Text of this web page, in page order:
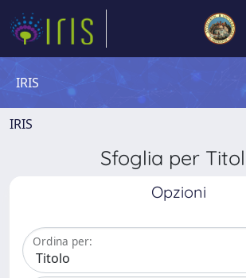
IRIS
IRIS
Sfoglia per
Opzioni
Ordina per: